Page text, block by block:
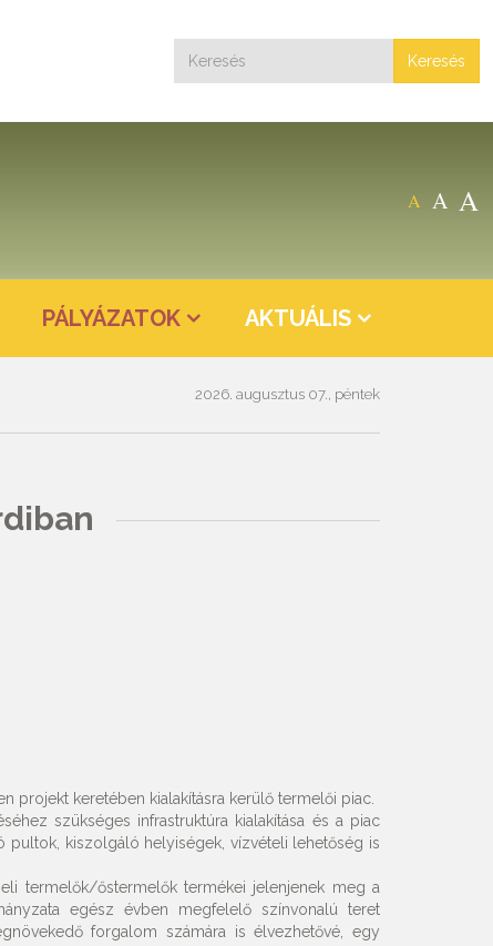
Keresés
A A A
PÁLYÁZATOK AKTUÁLIS
2026. augusztus 07., péntek
projekt keretében kialakításra kerülő termelői piac.
szükséges infrastruktúra kialakítása és a piac
pultok, kiszolgáló helyiségek, vízvételi lehetőség is
termelők/őstermelők termékei jelenjenek meg a
egész évben megfelelő színvonalú teret
forgalom számára is élvezhetővé, egy